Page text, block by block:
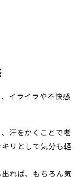
イライラや不快感
汗をかくことで老
リとして気分も軽
れば、もちろん気